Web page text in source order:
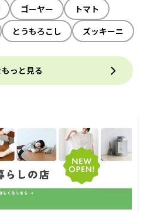
ゴーヤー
トマト
とうもろこし ズッキーニ
っと見る